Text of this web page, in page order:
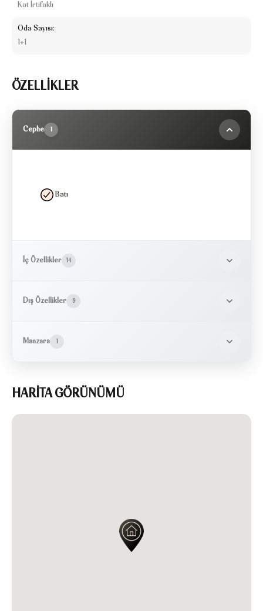
Kat İrtifaklı
Oda Sayısı:
1+1
ÖZELLİKLER
Cephe
Batı
İç Özellikler 14
Dış Özellikler 9
Manzara
HARİTA GÖRÜNÜMÜ